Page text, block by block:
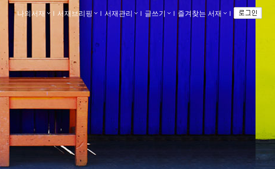
나의서재 ｌ 서재브리핑 ｌ 서재관리 ｌ 글쓰기 ｌ 즐겨찾는 서재 ｌ